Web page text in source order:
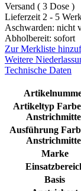
Versand ( 3 Dose )
Lieferzeit 2 - 5
Aschwarden: nicht
Abholbereit: sofort
Zur Merkliste
Weitere
Technische Daten
Artikeltyp
Ausführung
Marke
Basis